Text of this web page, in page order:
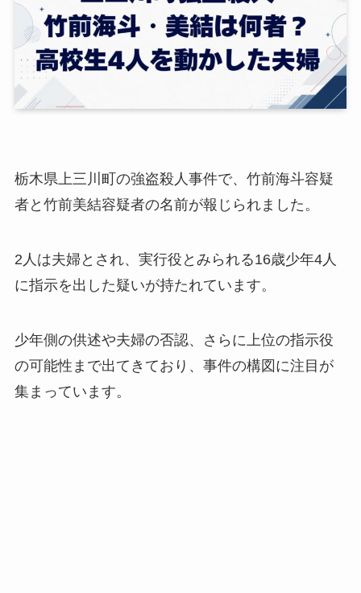
栃木県上三川町の強盗殺人事件で、竹前海斗容疑
者と竹前美結容疑者の名前が報じられました。
2人は夫婦とされ、実行役とみられる16歳少年4人
に指示を出した疑いが持たれています。
少年側の供述や夫婦の否認、さらに上位の指示役
の可能性まで出てきており、事件の構図に注目が
集まっています。